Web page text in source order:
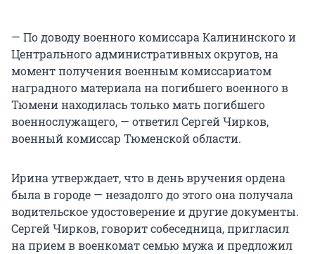
— По доводу военного комиссара Калининского и
Центрального административных округов, на
момент получения военным комиссариатом
наградного материала на погибшего военного в
Тюмени находилась только мать погибшего
военнослужащего, — ответил Сергей Чирков,
военный комиссар Тюменской области.
Ирина утверждает, что в день вручения ордена
была в городе — незадолго до этого она получала
водительское удостоверение и другие документы.
Сергей Чирков, говорит собеседница, пригласил
на прием в военкомат семью мужа и предложил